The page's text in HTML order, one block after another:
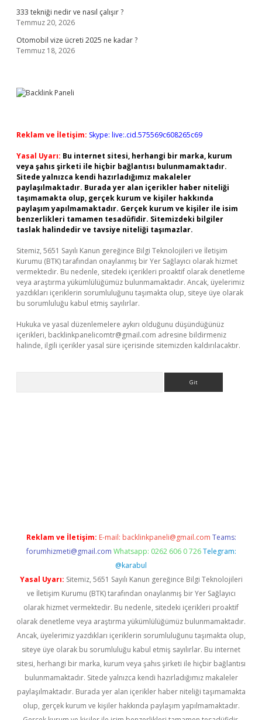
333 tekniği nedir ve nasıl çalışır ?
Temmuz 20, 2026
Otomobil vize ücreti 2025 ne kadar ?
Temmuz 18, 2026
Reklam ve İletişim: Skype: live:.cid.575569c608265c69
Yasal Uyarı: Bu internet sitesi, herhangi bir marka, kurum
veya şahıs şirketi ile hiçbir bağlantısı bulunmamaktadır.
Sitede yalnızca kendi hazırladığımız makaleler
paylaşılmaktadır. Burada yer alan içerikler haber niteliği
taşımamakta olup, gerçek kurum ve kişiler hakkında
paylaşım yapılmamaktadır. Gerçek kurum ve kişiler ile isim
benzerlikleri tamamen tesadüfidir. Sitemizdeki bilgiler
taslak halindedir ve tavsiye niteliği taşımazlar.
Sitemiz, 5651 Sayılı Kanun gereğince Bilgi Teknolojileri ve İletişim
Kurumu (BTK) tarafından onaylanmış bir Yer Sağlayıcı olarak hizmet
vermektedir. Bu nedenle, sitedeki içerikleri proaktif olarak denetleme
veya araştırma yükümlülüğümüz bulunmamaktadır. Ancak, üyelerimiz
yazdıkları içeriklerin sorumluluğunu taşımakta olup, siteye üye olarak
bu sorumluluğu kabul etmiş sayılırlar.
Hukuka ve yasal düzenlemelere aykırı olduğunu düşündüğünüz
içerikleri, backlinkpanelicomtr@gmail.com adresine bildirmeniz
halinde, ilgili içerikler yasal süre içerisinde sitemizden kaldırılacaktır.
Reklam ve İletişim: E-mail: backlinkpaneli@gmail.com Teams:
forumhizmeti@gmail.com Whatsapp: 0262 606 0 726 Telegram:
@karabul
Yasal Uyarı: Sitemiz, 5651 Sayılı Kanun gereğince Bilgi Teknolojileri
ve İletişim Kurumu (BTK) tarafından onaylanmış bir Yer Sağlayıcı
olarak hizmet vermektedir. Bu nedenle, sitedeki içerikleri proaktif
olarak denetleme veya araştırma yükümlülüğümüz bulunmamaktadır.
Ancak, üyelerimiz yazdıkları içeriklerin sorumluluğunu taşımakta olup,
siteye üye olarak bu sorumluluğu kabul etmiş sayılırlar. Bu internet
sitesi, herhangi bir marka, kurum veya şahıs şirketi ile hiçbir bağlantısı
bulunmamaktadır. Sitede yalnızca kendi hazırladığımız makaleler
paylaşılmaktadır. Burada yer alan içerikler haber niteliği taşımamakta
olup, gerçek kurum ve kişiler hakkında paylaşım yapılmamaktadır.